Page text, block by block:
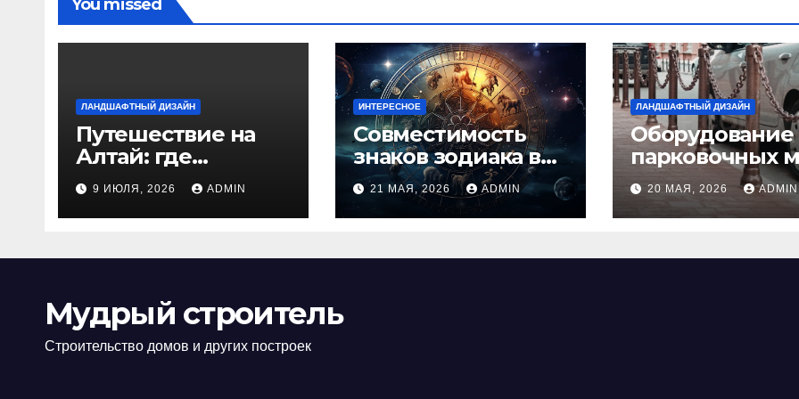
You missed
ЛАНДШАФТНЫЙ ДИЗАЙН
Путешествие на
Алтай: где
природа
встречается с
духом
9 ИЮЛЯ, 2026 ADMIN
ИНТЕРЕСНОЕ
Совместимость
знаков зодиака в
любви: как найти
идеальную пару и
избежать
21 МАЯ, 2026 ADMIN
ЛАНДШАФТНЫЙ ДИЗАЙН
Оборудование
парковочных
виды,
нормы
20 МАЯ, 2026 ADMIN
Мудрый строитель
Строительство домов и других построек